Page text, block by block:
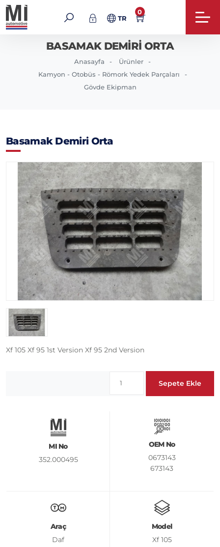
TR
0
BASAMAK DEMIRI ORTA
Anasayfa
Ürünler
Kamyon - Otobüs - Römork Yedek Parçaları
Gövde Ekipman
Basamak Demiri Orta
Xf 105 Xf 95 1st Version Xf 95 2nd Version
Sepete Ekle
MI No
352.000495
OEM No
0673143
673143
Araç
Daf
Model
Xf 105